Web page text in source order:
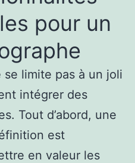
pour un
limite pas à un joli
intégrer des
Tout d’abord, une
est
en valeur les